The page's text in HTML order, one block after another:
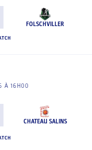
FOLSCHVILLER
À 16H00
CHATEAU SALINS